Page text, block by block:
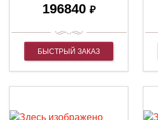
196840 ₽
БЫСТРЫЙ ЗАКАЗ